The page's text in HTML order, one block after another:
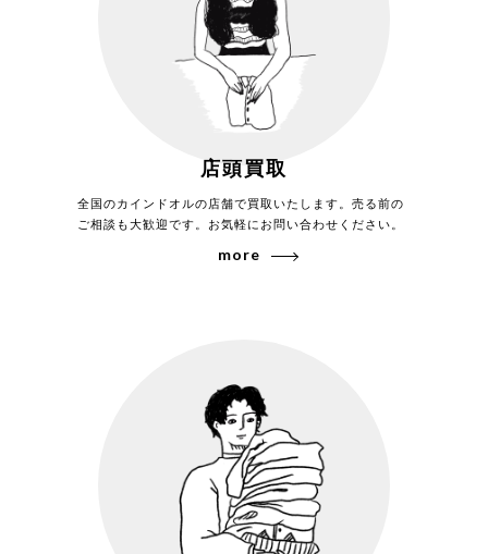
最高品質のコードバンを高く評価！
のコードバン。 コードバン自体、近年ではますます入手困難な素材
になると言われ価格も上昇を続けています。カインドオルでは素材自
体の希少性も評価し高く買取り致します。
経年変化があっても高価買取！
店頭買取
全国のカインドオルの店舗で買取いたします。売る前の
ご相談も大歓迎です。お気軽にお問い合わせください。
more